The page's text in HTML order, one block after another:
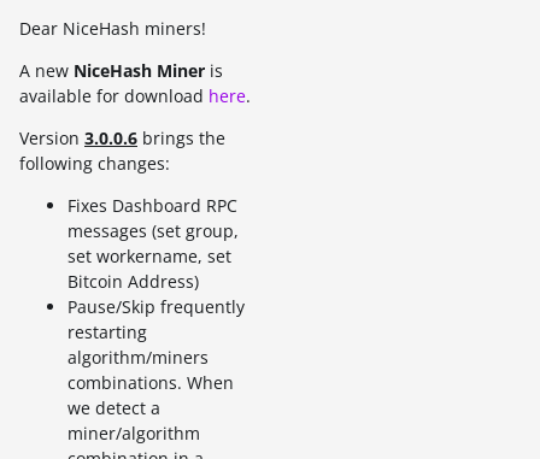
Dear NiceHash miners!
A new NiceHash Miner is
available for download here.
Version 3.0.0.6 brings the
following changes:
Fixes Dashboard RPC
messages (set group,
set workername, set
Bitcoin Address)
Pause/Skip frequently
restarting
algorithm/miners
combinations. When
we detect a
miner/algorithm